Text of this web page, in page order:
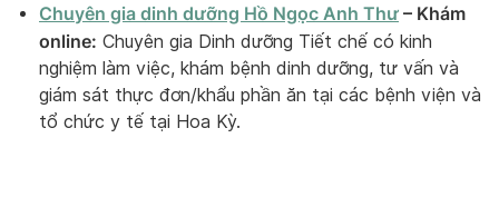
Chuyên gia dinh dưỡng Hồ Ngọc Anh Thư – Khám
online: Chuyên gia Dinh dưỡng Tiết chế có kinh
nghiệm làm việc, khám bệnh dinh dưỡng, tư vấn và
giám sát thực đơn/khẩu phần ăn tại các bệnh viện và
tổ chức y tế tại Hoa Kỳ.